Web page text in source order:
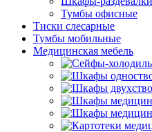
Тумбы офисные
Тиски слесарные
Тумбы мобильные
Медицинская мебель